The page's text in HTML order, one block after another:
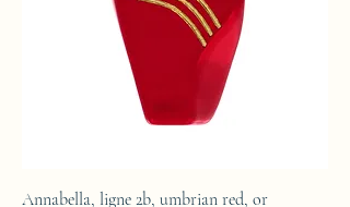
Annabella, ligne 2b, umbrian red, or